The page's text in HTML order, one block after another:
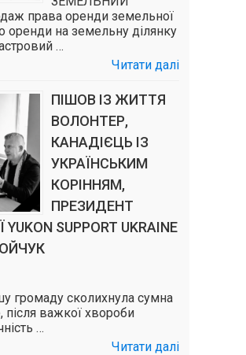
права оренди земельної
оренди на земельну ділянку
…
Читати далі
ПІШОВ ІЗ ЖИТТЯ
ВОЛОНТЕР,
КАНАДІЄЦЬ ІЗ
УКРАЇНСЬКИМ
КОРІННЯМ,
ПРЕЗИДЕНТ
SUPPORT UKRAINE
громаду сколихнула сумна
після важкої хвороби
…
Читати далі